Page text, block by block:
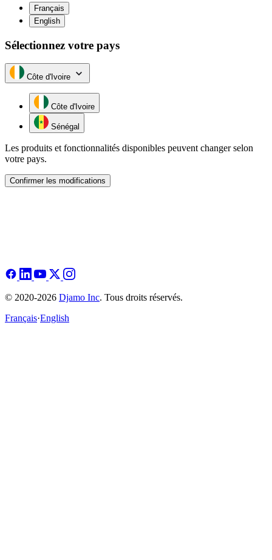
Français
English
Sélectionnez votre pays
Côte d'Ivoire
Côte d'Ivoire
Sénégal
Les produits et fonctionnalités disponibles peuvent changer selon
votre pays.
Confirmer les modifications
© 2020-2026 Djamo Inc. Tous droits réservés.
Français·English